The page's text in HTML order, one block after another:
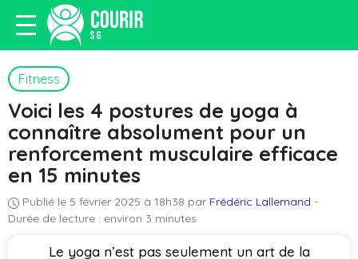
Fitness
Voici les 4 postures de yoga à
connaître absolument pour un
renforcement musculaire efficace
en 15 minutes
Publié le 5 février 2025 à 18h38 par Frédéric Lallemand -
Durée de lecture : environ 3 minutes
Le yoga n’est pas seulement un art de la